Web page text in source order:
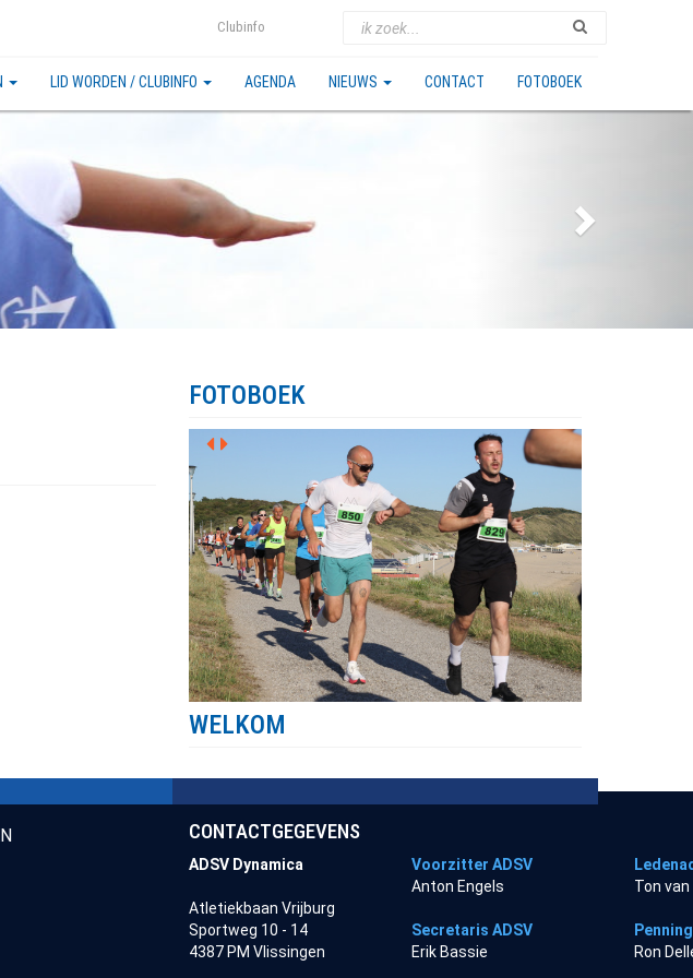
Clubinfo
LID WORDEN / CLUBINFO AGENDA NIEUWS CONTACT FOTOBOEK
FOTOBOEK
WELKOM
CONTACTGEGEVENS
ADSV Dynamica Voorzitter ADSV
Anton Engels
Ton
Atletiekbaan Vrijburg
Sportweg 10 - 14
Secretaris ADSV
4387 PM Vlissingen
Erik Bassie Ron